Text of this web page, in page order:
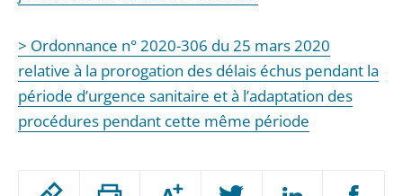
Passer
> Ordonnance n° 2020-306 du 25 mars 2020
relative à la prorogation des délais échus pendant la
période d’urgence sanitaire et à l’adaptation des
procédures pendant cette même période